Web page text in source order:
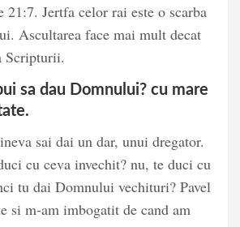
21:7. Jertfa celor rai este o scarba
Ascultarea face mai mult decat
Scripturii.
sa dau Domnului? cu mare
sai dai un dar, unui dregator.
cu ceva invechit? nu, te duci cu
tu dai Domnului vechituri? Pavel
si m-am imbogatit de cand am